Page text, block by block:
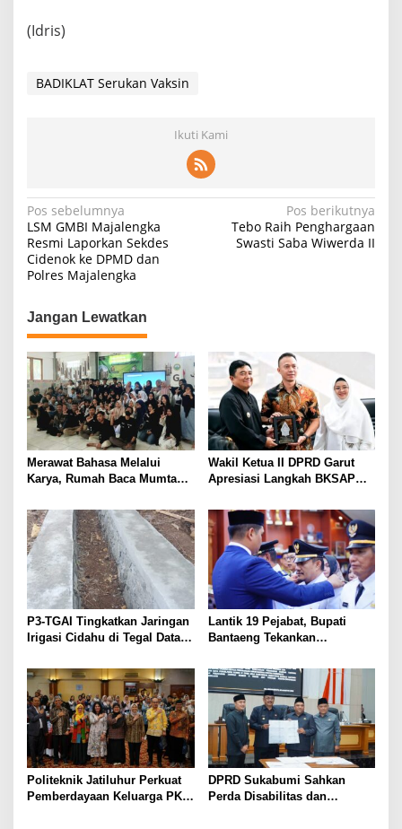
(Idris)
BADIKLAT Serukan Vaksin
Ikuti Kami
Navigasi
pos
Pos sebelumnya
LSM GMBI Majalengka
Resmi Laporkan Sekdes
Cidenok ke DPMD dan
Polres Majalengka
Pos berikutnya
Tebo Raih Penghargaan
Swasti Saba Wiwerda II
Jangan Lewatkan
Merawat Bahasa Melalui
Karya, Rumah Baca Mumtaz
Menulis Artikel bagi Generasi
Muda
Wakil Ketua II DPRD Garut
Apresiasi Langkah BKSAP
Ekonomi Garut Tembus Pasar
Internasional
P3-TGAI Tingkatkan Jaringan
Irigasi Cidahu di Tegal Datar
Lantik 19 Pejabat, Bupati
Bantaeng Tekankan
kepada Masyarakat
Politeknik Jatiluhur Perkuat
Pemberdayaan Keluarga PKH
DPRD Sukabumi Sahkan
Perda Disabilitas dan